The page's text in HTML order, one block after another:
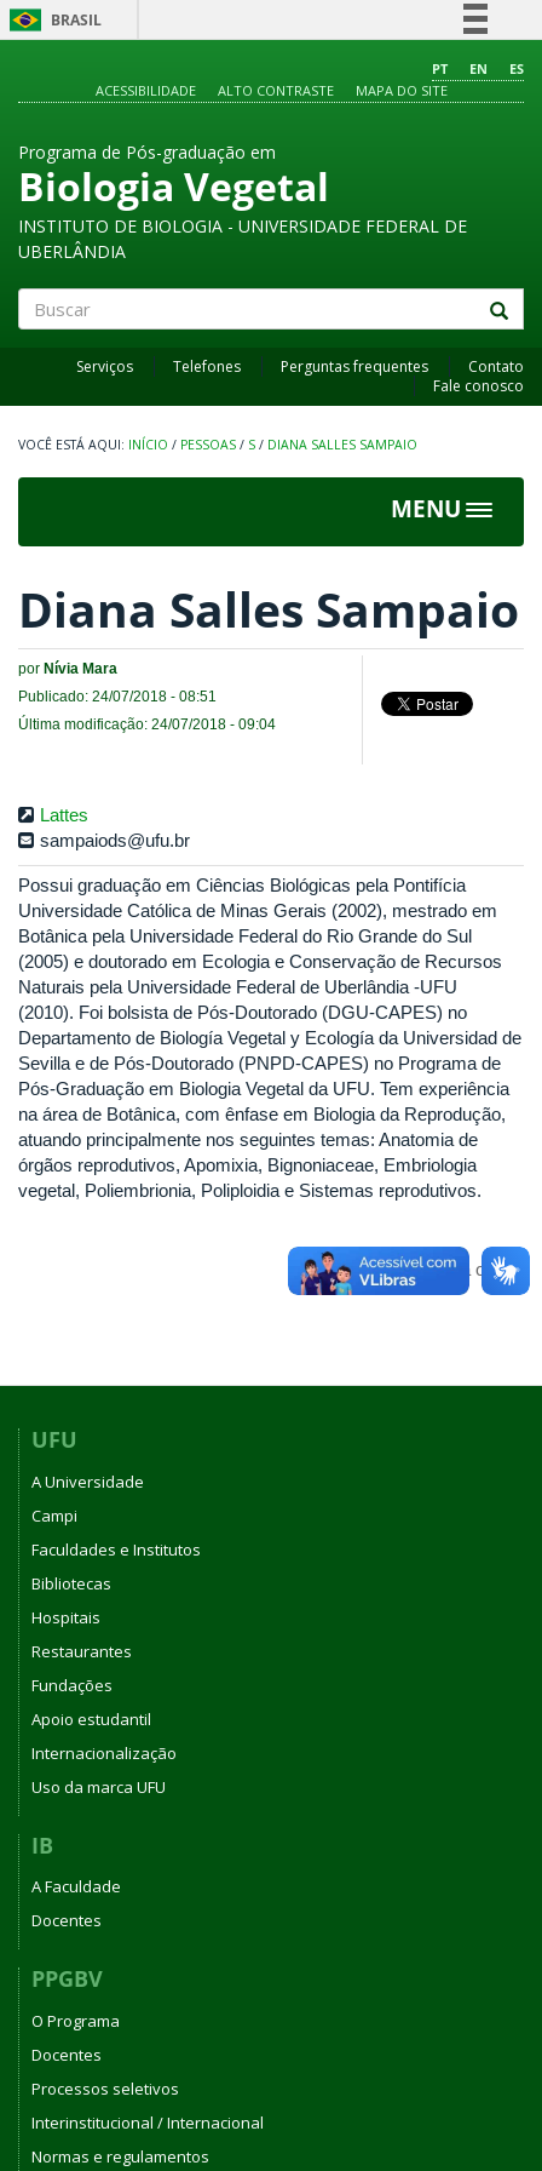
BRASIL
Comunica BR
Acesso à informação
PT EN
ES
ACESSIBILIDADE
ALTO CONTRASTE MAPA DO SITE
Programa de Pós-graduação em
Biologia Vegetal
INSTITUTO DE BIOLOGIA - UNIVERSIDADE FEDERAL DE
UBERLÂNDIA
Serviços Telefones Perguntas frequentes
Contato
Fale conosco
INÍCIO / PESSOAS / S / DIANA SALLES SAMPAIO
MENU
Toggle
Diana Salles Sampaio
por Nívia Mara
Publicado: 24/07/2018 - 08:51
Última modificação: 24/07/2018 - 09:04
Lattes
sampaiods@ufu.br
Possui graduação em Ciências Biológicas pela Pontifícia
Universidade Católica de Minas Gerais (2002), mestrado em
Botânica pela Universidade Federal do Rio Grande do Sul
(2005) e doutorado em Ecologia e Conservação de Recursos
Naturais pela Universidade Federal de Uberlândia -UFU
(2010). Foi bolsista de Pós-Doutorado (DGU-CAPES) no
Departamento de Biología Vegetal y Ecología da Universidad de
Sevilla e de Pós-Doutorado (PNPD-CAPES) no Programa de
Pós-Graduação em Biologia Vegetal da UFU. Tem experiência
na área de Botânica, com ênfase em Biologia da Reprodução,
atuando principalmente nos seguintes temas: Anatomia de
órgãos reprodutivos, Apomixia, Bignoniaceae, Embriologia
vegetal, Poliembrionia, Poliploidia e Sistemas reprodutivos.
Voltar para o topo
UFU
A Universidade
Campi
Faculdades e Institutos
Bibliotecas
Hospitais
Restaurantes
Fundações
Apoio estudantil
Internacionalização
Uso da marca UFU
IB
A Faculdade
Docentes
PPGBV
O Programa
Docentes
Processos seletivos
Interinstitucional / Internacional
Normas e regulamentos